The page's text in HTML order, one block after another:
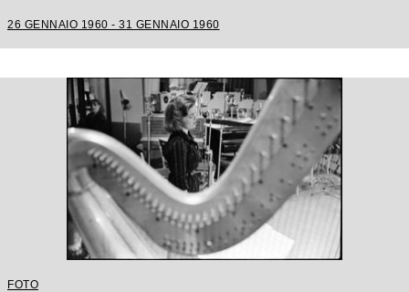
26 GENNAIO 1960 - 31 GENNAIO 1960
FOTO